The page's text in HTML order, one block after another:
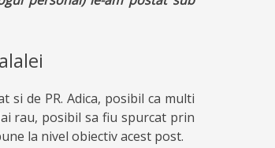
si de PR. Adica, posibil ca multi
rau, posibil sa fiu spurcat prin
la nivel obiectiv acest post.